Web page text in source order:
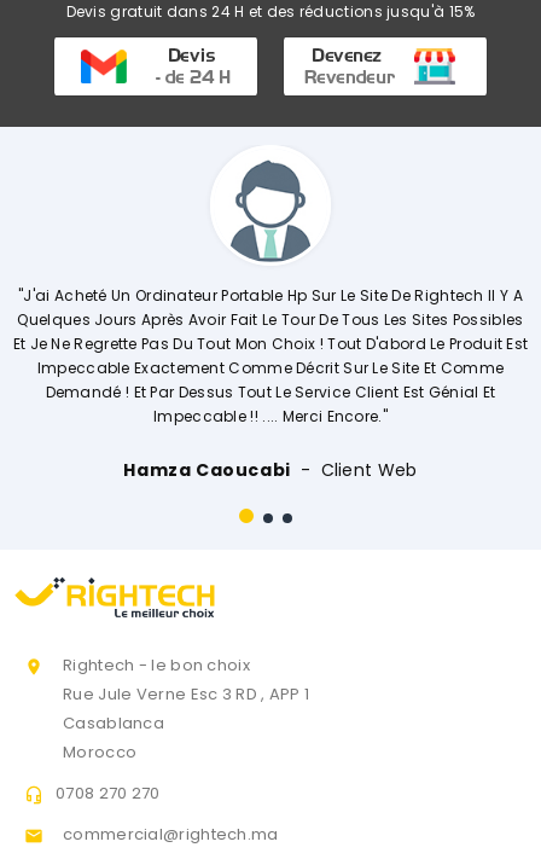
Devis gratuit dans 24 H et des réductions jusqu'à 15%
Sur Le Site De Rightech Il Y A
De Tous Les Sites Possibles
! Tout D'abord Le Produit Est
Sur Le Site Et Comme
Service Client Est Génial Et
Client Web
"Commerciale KHADIJA Super
Explique De Façon Concrète Et
Opérations. Société A L'écoute

Rightech - le bon choix
Rue Jule Verne Esc 3 RD , APP 1
Casablanca
Morocco
 0708 270 270
 commercial@rightech.ma